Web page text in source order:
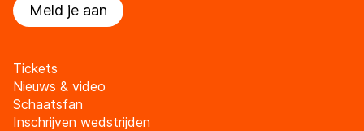
Meld je aan
Tickets
Nieuws & video
Schaatsfan
Inschrijven wedstrijden